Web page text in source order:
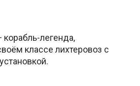
легенда,
классе лихтеровоз с